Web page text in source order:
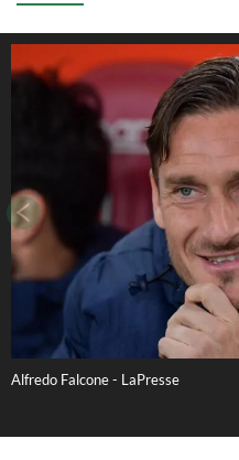
Alfredo Falcone - LaPresse